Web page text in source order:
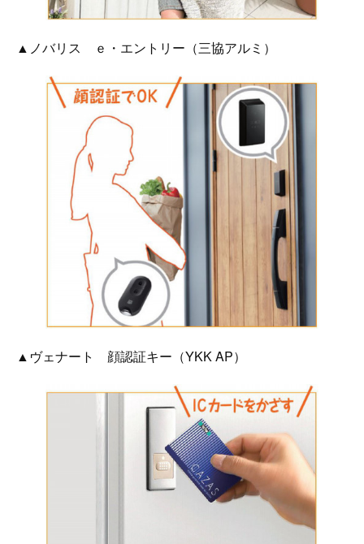
▲ノバリス ｅ・エントリー（三協アルミ）
▲ヴェナート 顔認証キー（YKK AP）